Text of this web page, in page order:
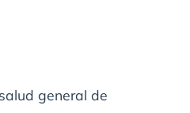
general de